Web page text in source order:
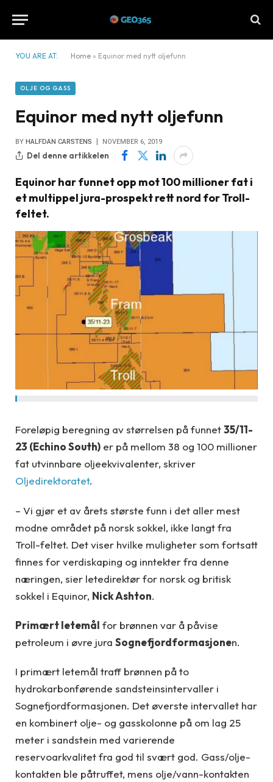
YOU ARE AT: Home » Equinor med nytt oljefunn
OLJE OG GASS
Equinor med nytt oljefunn
BY HALFDAN CARSTENS NOVEMBER 6, 2019
Del denne artikkelen
Equinor har funnet opp mot 100 millioner fat i
et multippel jura-prospekt rett nord for Troll-
feltet.
Foreløpig beregning av størrelsen på funnet35/11-
23 (Echino South) er på mellom 38 og 100 millioner
fat utvinnbare oljeekvivalenter, skriver
Oljedirektoratet.
– Vi gjør et av årets største funn i det aller mest
modne området på norsk sokkel, ikke langt fra
Troll-feltet. Det viser hvilke muligheter som fortsatt
finnes for verdiskaping og inntekter fra denne
næringen, sier letedirektør for norsk og britisk
sokkel i Equinor, Nick Ashton.
Primært letemål for brønnen var å påvise
petroleum i øvre jura Sognefjordformasjonen.
I primært letemål traff brønnen på to
hydrokarbonførende sandsteinsintervaller i
Sognefjordformasjonen. Det øverste intervallet har
en kombinert olje- og gasskolonne på om lag 25
meter i sandstein med varierende
reservoarkvalitet fra god til svært god. Gass/olje-
kontakten ble påtruffet, mens olje/vann-kontakten